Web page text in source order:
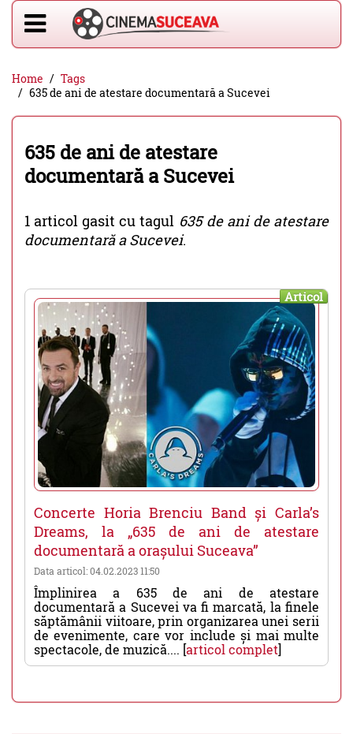
Home
Tags
635 de ani de atestare documentară a Sucevei
635 de ani de atestare
documentară a Sucevei
1 articol gasit cu tagul 635 de ani de atestare
documentară a Sucevei.
Articol
Concerte Horia Brenciu Band și Carla’s
Dreams, la „635 de ani de atestare
documentară a orașului Suceava”
Data articol: 04.02.2023 11:50
Împlinirea a 635 de ani de atestare
documentară a Sucevei va fi marcată, la finele
săptămânii viitoare, prin organizarea unei serii
de evenimente, care vor include și mai multe
spectacole, de muzică.... [articol complet]